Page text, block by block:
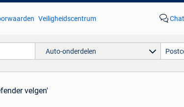
Veiligheidscentrum Chat
Auto-onderdelen
velgen'